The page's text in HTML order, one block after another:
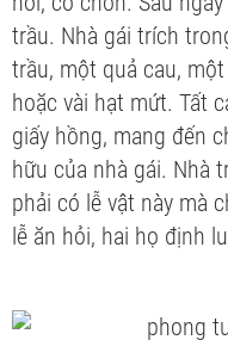
trầu. Nhà gái trích
trầu, một quả cau,
hoặc vài hạt mứt. Tất
giấy hồng, mang đến
hữu của nhà gái. Nhà
phải có lễ vật này mà
lễ ăn hỏi, hai họ định